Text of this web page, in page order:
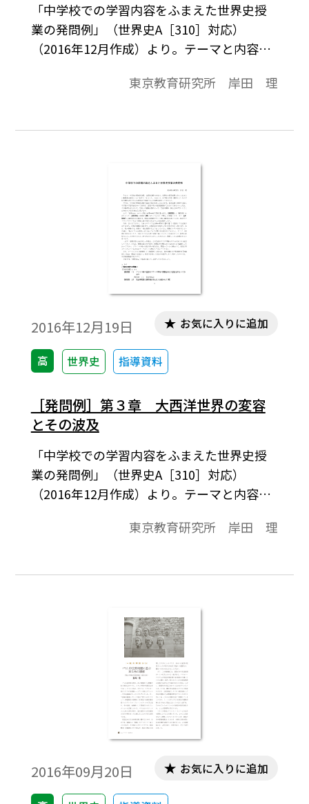
「中学校での学習内容をふまえた世界史授
業の発問例」（世界史A［310］対応）
（2016年12月作成）より。テーマと内容項
リスの繁栄】，//アメリカ合衆国の発展と南
の統一と東ヨーロッパ//【ドイツ帝国の成
東京教育研究所 岸田 理
2016年12月19日
高 世界史 指導資料
お気に入りに追加
［発問例］第３章 大西洋世界の変容
とその波及
「中学校での学習内容をふまえた世界史授
業の発問例」（世界史A［310］対応）
（2016年12月作成）より。テーマと内容項
【啓蒙思想】，//アメリカ独立革命//【ボス
ランス革命//【革命の進展】【革命独裁とテ
【総裁政府から帝政の成立へ】【ナポレオ
ン戦争とヨーロッパ】，//産業革命//【綿業
東京教育研究所 岸田 理
2016年09月20日 お気に入りに追加